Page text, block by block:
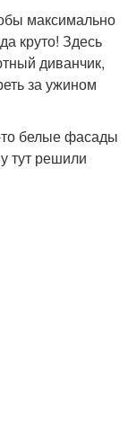
максимально
круто! Здесь
диванчик,
за ужином
белые фасады
тут решили